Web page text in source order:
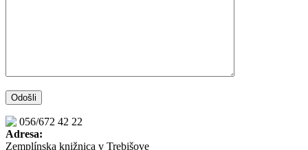
056/672 42 22
Adresa:
Zemplínska knižnica v Trebišove